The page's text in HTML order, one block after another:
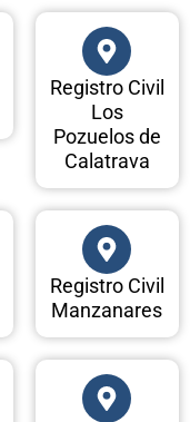
Registro Civil
Los
Pozuelos de
Calatrava
Registro Civil
Manzanares